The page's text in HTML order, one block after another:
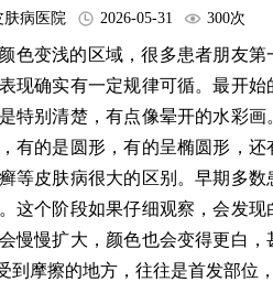
肤病医院 2026-05-31 300次
色变浅的区域，很多患者朋友
现确实有一定规律可循。最开
特别清楚，有点像晕开的水彩
有的是圆形，有的呈椭圆形，
等皮肤病很大的区别。早期多
这个阶段如果仔细观察，会发
慢慢扩大，颜色也会变得更白
摩擦的地方，往往是首发部位